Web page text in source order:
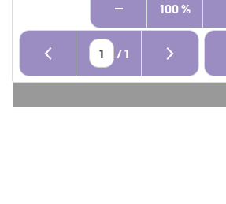
100 %
/1